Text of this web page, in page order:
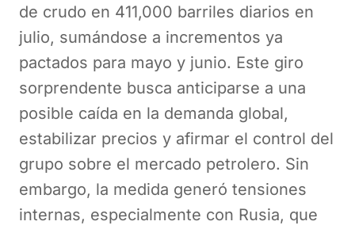
de crudo en 411,000 barriles diarios en
julio, sumándose a incrementos ya
pactados para mayo y junio. Este giro
sorprendente busca anticiparse a una
posible caída en la demanda global,
estabilizar precios y afirmar el control del
grupo sobre el mercado petrolero. Sin
embargo, la medida generó tensiones
internas, especialmente con Rusia, que